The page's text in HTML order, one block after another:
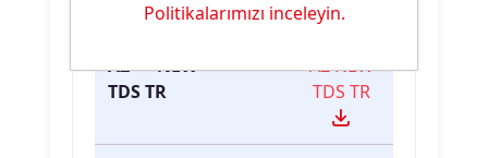
AZ NEW
TDS TR
AZ NEW
TDS TR
Politikalarımızı inceleyin.